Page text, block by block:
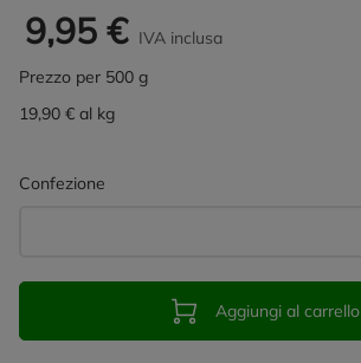
9,95 € IVA inclusa
Prezzo per 500 g
19,90 € al kg
Confezione
Aggiungi al carrello